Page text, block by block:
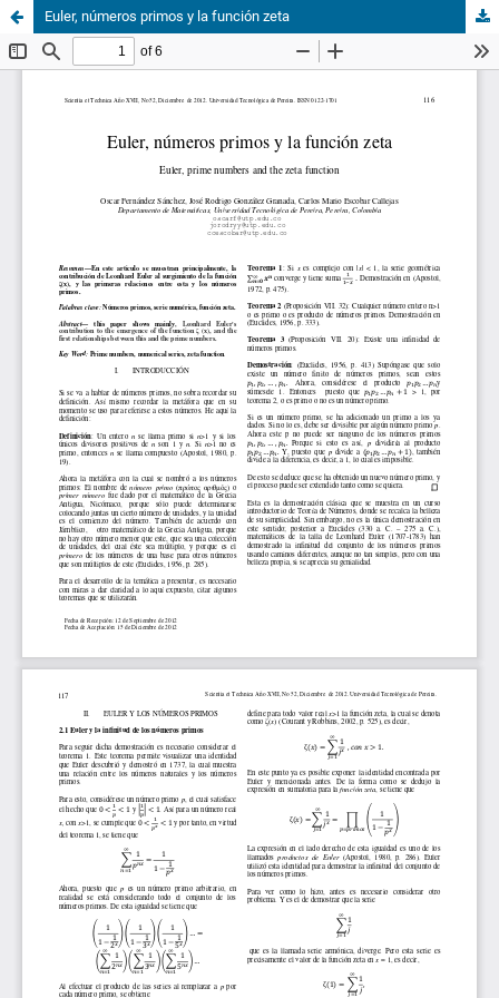
Euler, números primos y la función zeta